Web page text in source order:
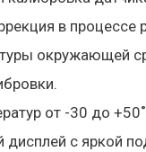
в процессе
окружающей
от -30 до
с яркой